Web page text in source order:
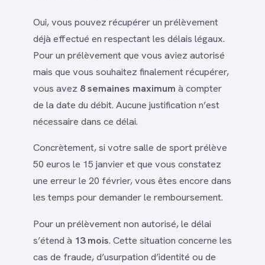
Oui, vous pouvez récupérer un prélèvement
déjà effectué en respectant les délais légaux.
Pour un prélèvement que vous aviez autorisé
mais que vous souhaitez finalement récupérer,
vous avez 8 semaines maximum à compter
de la date du débit. Aucune justification n’est
nécessaire dans ce délai.
Concrètement, si votre salle de sport prélève
50 euros le 15 janvier et que vous constatez
une erreur le 20 février, vous êtes encore dans
les temps pour demander le remboursement.
Pour un prélèvement non autorisé, le délai
s’étend à 13 mois. Cette situation concerne les
cas de fraude, d’usurpation d’identité ou de